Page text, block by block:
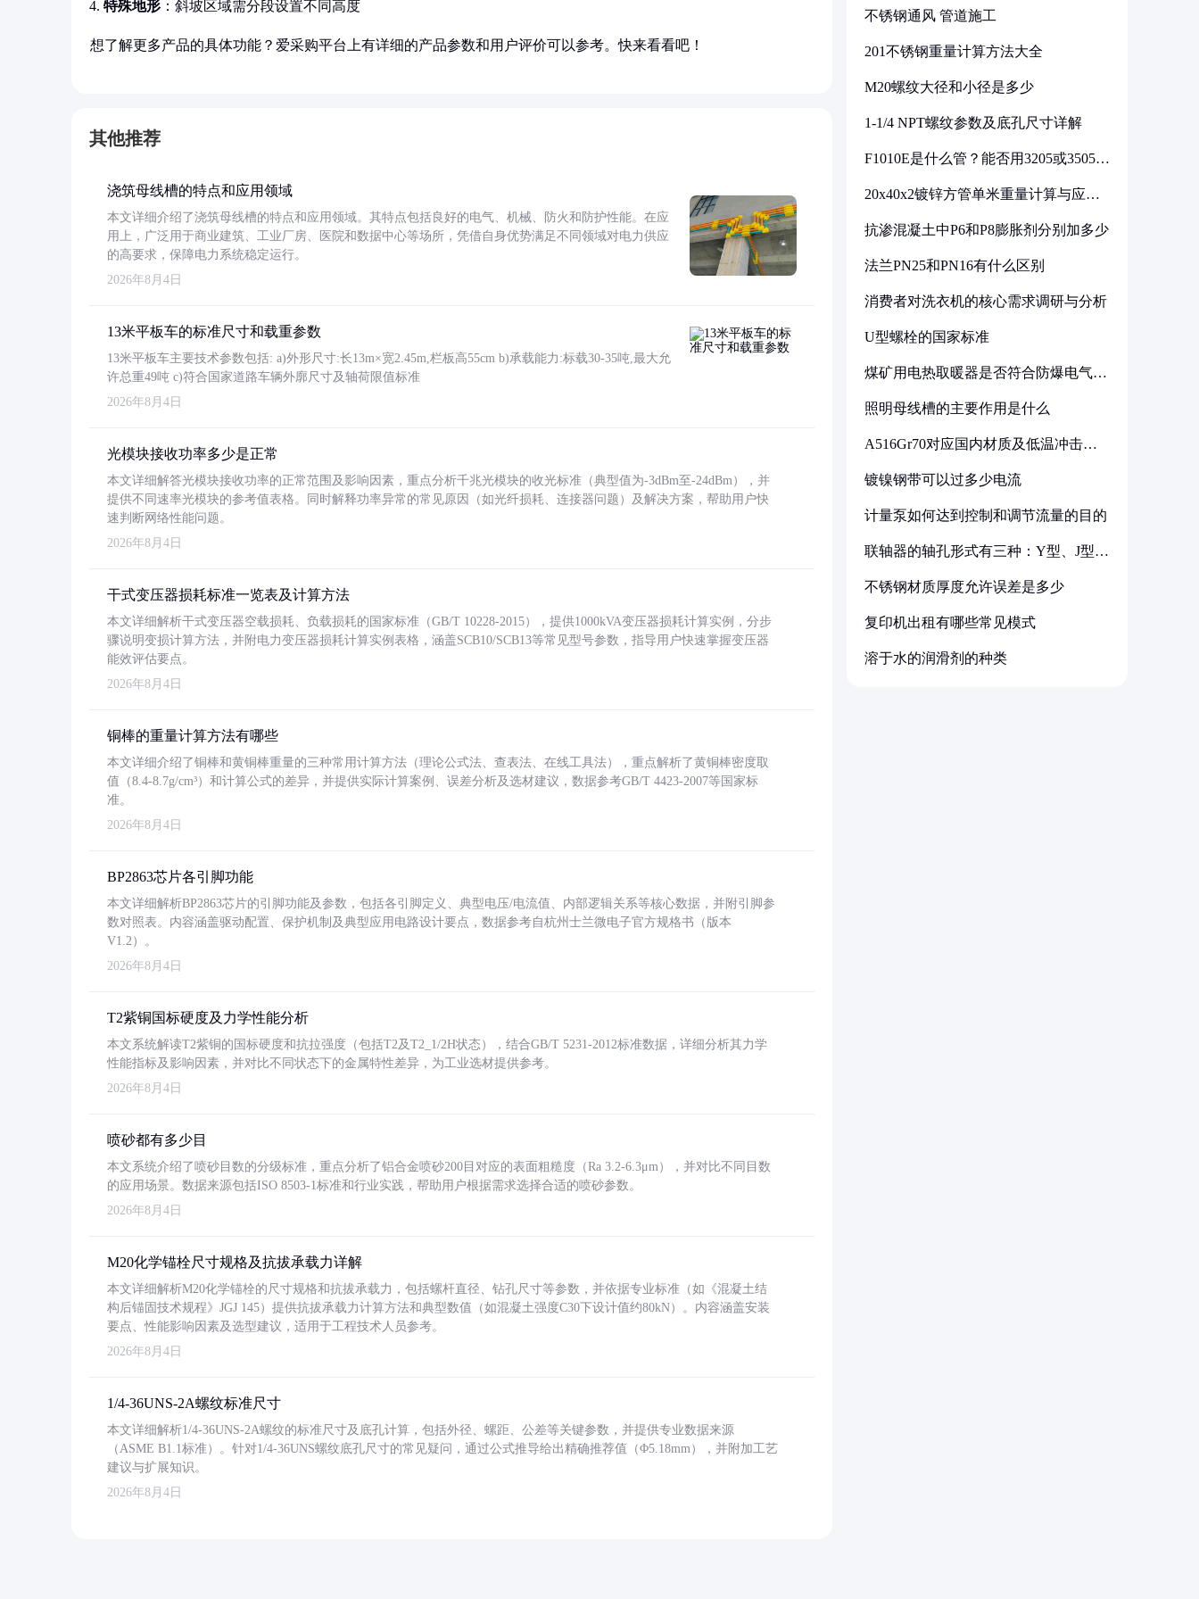
特殊地形 ：斜坡区域需分段设置不同高度
想了解更多产品的具体功能？爱采购平台上有详细的产品参数和用户评价可以参考。快来看看吧！
其他推荐
浇筑母线槽的特点和应用领域
本文详细介绍了浇筑母线槽的特点和应用领域。其特点包括良好的电气、机械、防火和防护性能。在应
用上，广泛用于商业建筑、工业厂房、医院和数据中心等场所，凭借自身优势满足不同领域对电力供应
的高要求，保障电力系统稳定运行。
2026年8月4日
13米平板车的标准尺寸和载重参数
13米平板车主要技术参数包括: a)外形尺寸:长13m×宽2.45m,栏板高55cm b)承载能力:标载30-35吨,最大允
许总重49吨 c)符合国家道路车辆外廓尺寸及轴荷限值标准
2026年8月4日
光模块接收功率多少是正常
本文详细解答光模块接收功率的正常范围及影响因素，重点分析千兆光模块的收光标准（典型值为-3dBm至-24dBm），并
提供不同速率光模块的参考值表格。同时解释功率异常的常见原因（如光纤损耗、连接器问题）及解决方案，帮助用户快
速判断网络性能问题。
2026年8月4日
干式变压器损耗标准一览表及计算方法
本文详细解析干式变压器空载损耗、负载损耗的国家标准（GB/T 10228-2015），提供1000kVA变压器损耗计算实例，分步
骤说明变损计算方法，并附电力变压器损耗计算实例表格，涵盖SCB10/SCB13等常见型号参数，指导用户快速掌握变压器
能效评估要点。
2026年8月4日
铜棒的重量计算方法有哪些
本文详细介绍了铜棒和黄铜棒重量的三种常用计算方法（理论公式法、查表法、在线工具法），重点解析了黄铜棒密度取
值（8.4-8.7g/cm³）和计算公式的差异，并提供实际计算案例、误差分析及选材建议，数据参考GB/T 4423-2007等国家标
准。
2026年8月4日
BP2863芯片各引脚功能
本文详细解析BP2863芯片的引脚功能及参数，包括各引脚定义、典型电压/电流值、内部逻辑关系等核心数据，并附引脚参
数对照表。内容涵盖驱动配置、保护机制及典型应用电路设计要点，数据参考自杭州士兰微电子官方规格书（版本
V1.2）。
2026年8月4日
T2紫铜国标硬度及力学性能分析
本文系统解读T2紫铜的国标硬度和抗拉强度（包括T2及T2_1/2H状态），结合GB/T 5231-2012标准数据，详细分析其力学
性能指标及影响因素，并对比不同状态下的金属特性差异，为工业选材提供参考。
2026年8月4日
喷砂都有多少目
本文系统介绍了喷砂目数的分级标准，重点分析了铝合金喷砂200目对应的表面粗糙度（Ra 3.2-6.3μm），并对比不同目数
的应用场景。数据来源包括ISO 8503-1标准和行业实践，帮助用户根据需求选择合适的喷砂参数。
2026年8月4日
M20化学锚栓尺寸规格及抗拔承载力详解
本文详细解析M20化学锚栓的尺寸规格和抗拔承载力，包括螺杆直径、钻孔尺寸等参数，并依据专业标准（如《混凝土结
构后锚固技术规程》JGJ 145）提供抗拔承载力计算方法和典型数值（如混凝土强度C30下设计值约80kN）。内容涵盖安装
要点、性能影响因素及选型建议，适用于工程技术人员参考。
2026年8月4日
1/4-36UNS-2A螺纹标准尺寸
本文详细解析1/4-36UNS-2A螺纹的标准尺寸及底孔计算，包括外径、螺距、公差等关键参数，并提供专业数据来源
（ASME B1.1标准）。针对1/4-36UNS螺纹底孔尺寸的常见疑问，通过公式推导给出精确推荐值（Φ5.18mm），并附加工艺
建议与扩展知识。
2026年8月4日
不锈钢通风 管道施工
201不锈钢重量计算方法大全
M20螺纹大径和小径是多少
1-1/4 NPT螺纹参数及底孔尺寸详解
F1010E是什么管？能否用3205或3505代
20x40x2镀锌方管单米重量计算与应用
抗渗混凝土中P6和P8膨胀剂分别加多少
法兰PN25和PN16有什么区别
消费者对洗衣机的核心需求调研与分析
U型螺栓的国家标准
煤矿用电热取暖器是否符合防爆电气设
照明母线槽的主要作用是什么
A516Gr70对应国内材质及低温冲击要
镀镍钢带可以过多少电流
计量泵如何达到控制和调节流量的目的
联轴器的轴孔形式有三种：Y型、J型、
不锈钢材质厚度允许误差是多少
复印机出租有哪些常见模式
溶于水的润滑剂的种类